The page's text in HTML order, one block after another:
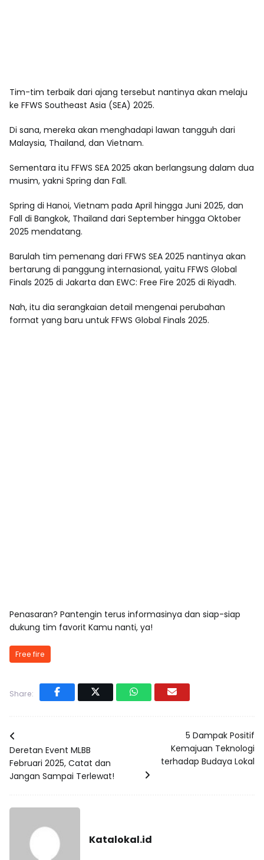
Tim-tim terbaik dari ajang tersebut nantinya akan melaju
ke FFWS Southeast Asia (SEA) 2025.
Di sana, mereka akan menghadapi lawan tangguh dari
Malaysia, Thailand, dan Vietnam.
Sementara itu FFWS SEA 2025 akan berlangsung dalam dua
musim, yakni Spring dan Fall.
Spring di Hanoi, Vietnam pada April hingga Juni 2025, dan
Fall di Bangkok, Thailand dari September hingga Oktober
2025 mendatang.
Barulah tim pemenang dari FFWS SEA 2025 nantinya akan
bertarung di panggung internasional, yaitu FFWS Global
Finals 2025 di Jakarta dan EWC: Free Fire 2025 di Riyadh.
Nah, itu dia serangkaian detail mengenai perubahan
format yang baru untuk FFWS Global Finals 2025.
Penasaran? Pantengin terus informasinya dan siap-siap
dukung tim favorit Kamu nanti, ya!
Free fire
Share:
Deretan Event MLBB
Februari 2025, Catat dan
Jangan Sampai Terlewat!
5 Dampak Positif
Kemajuan Teknologi
terhadap Budaya Lokal
Katalokal.id